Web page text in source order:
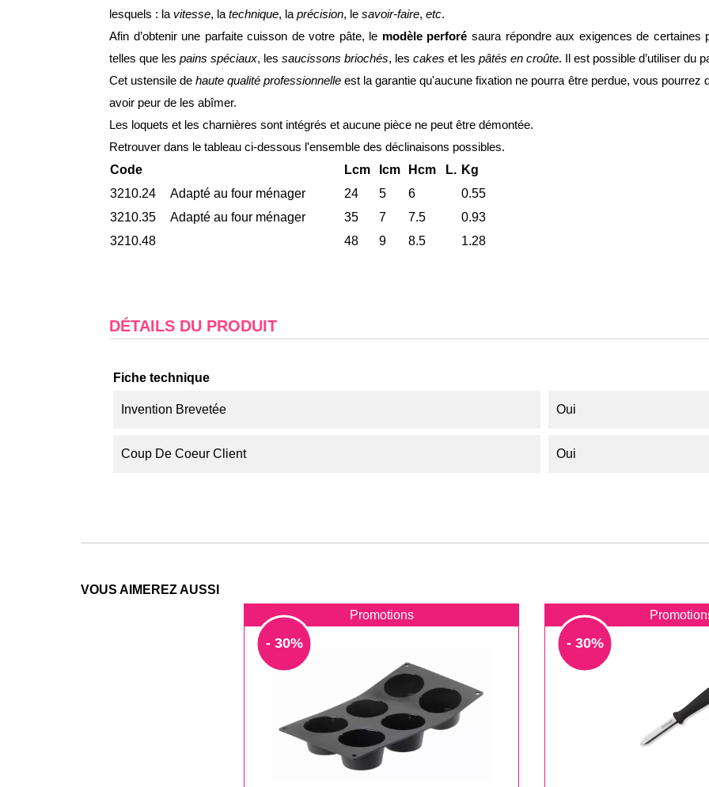
lesquels : la vitesse, la technique, la précision, le savoir-faire, etc.
Afin d’obtenir une parfaite cuisson de votre pâte, le modèle perforé saura répondre aux exigences de certaines
telles que les pains spéciaux, les saucissons briochés, les cakes et les pâtés en croûte. Il est possible d’utiliser du
Cet ustensile dehaute qualité professionnelle est la garantie qu'aucune fixation ne pourra être perdue, vous
avoir peur de les abîmer.
Les loquets et les charnières sont intégrés et aucune pièce ne peut être démontée.
Retrouver dans le tableau ci-dessous l'ensemble des déclinaisons possibles.
Code
Lcm Icm Hcm L. Kg
3210.24
Adapté au four ménager 24 5 6
0.55
3210.35
Adapté au four ménager 35 7 7.5
0.93
3210.48
48 9 8.5 1.28
DÉTAILS DU PRODUIT
Fiche technique
Invention Brevetée Oui
Coup De Coeur Client Oui
VOUS AIMEREZ AUSSI
Promotions
- 30% - 30%